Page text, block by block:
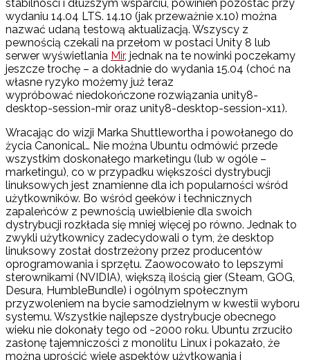
stabilności i dłuższym wsparciu, powinien pozostać przy
wydaniu 14.04 LTS. 14.10 (jak przeważnie x.10) można
nazwać udaną testową aktualizacją. Wszyscy z
pewnością czekali na przełom w postaci Unity 8 lub
serwer wyświetlania Mir, jednak na te nowinki poczekamy
jeszcze trochę – a dokładnie do wydania 15.04 (choć na
własne ryzyko możemy już teraz
wypróbować niedokończone rozwiązania unity8-
desktop-session-mir oraz unity8-desktop-session-x11).
Wracając do wizji Marka Shuttlewortha i powołanego do
życia Canonical… Nie można Ubuntu odmówić przede
wszystkim doskonałego marketingu (lub w ogóle –
marketingu), co w przypadku większości dystrybucji
linuksowych jest znamienne dla ich popularności wśród
użytkowników. Bo wśród geeków i technicznych
zapaleńców z pewnością uwielbienie dla swoich
dystrybucji rozkłada się mniej więcej po równo. Jednak to
zwykli użytkownicy zadecydowali o tym, że desktop
linuksowy został dostrzeżony przez producentów
oprogramowania i sprzętu. Zaowocowało to lepszymi
sterownikami (NVIDIA), większą ilością gier (Steam, GOG,
Desura, HumbleBundle) i ogólnym społecznym
przyzwoleniem na bycie samodzielnym w kwestii wyboru
systemu. Wszystkie najlepsze dystrybucje obecnego
wieku nie dokonały tego od ~2000 roku. Ubuntu zrzuciło
zasłonę tajemniczości z monolitu Linux i pokazało, że
można uprościć wiele aspektów użytkowania i